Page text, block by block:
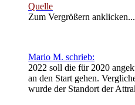
Quelle
Zum Vergrößern
Mario M. schrieb:
2022 soll die für 2020
an den Start gehen.
wurde der Standort der